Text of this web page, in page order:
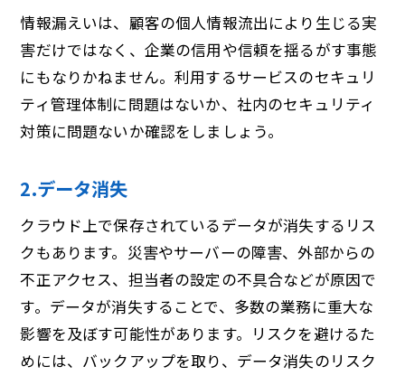
情報漏えいは、顧客の個人情報流出により生じる実
害だけではなく、企業の信用や信頼を揺るがす事態
にもなりかねません。利用するサービスのセキュリ
ティ管理体制に問題はないか、社内のセキュリティ
対策に問題ないか確認をしましょう。
2.データ消失
クラウド上で保存されているデータが消失するリス
クもあります。災害やサーバーの障害、外部からの
不正アクセス、担当者の設定の不具合などが原因で
す。データが消失することで、多数の業務に重大な
影響を及ぼす可能性があります。リスクを避けるた
めには、バックアップを取り、データ消失のリスク